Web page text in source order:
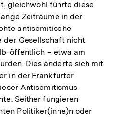
gleichwohl führte diese
Zeiträume in der
antisemitische
der Gesellschaft nicht
öffentlich – etwa am
Dies änderte sich mit
in der Frankfurter
Antisemitismus
Seither fungieren
Politiker(inne)n oder